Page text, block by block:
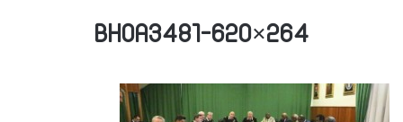
BH0A3481-620×264